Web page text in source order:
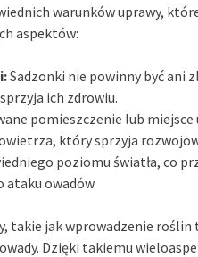
warunków uprawy,
aspektów:
Sadzonki nie powinny być ani
ich zdrowiu.
pomieszczenie lub
który sprzyja
poziomu światła, co
ataku owadów.
takie jak wprowadzenie
Dzięki takiemu